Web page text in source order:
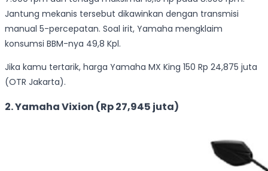
Jantung mekanis tersebut dikawinkan dengan transmisi
manual 5-percepatan. Soal irit, Yamaha mengklaim
konsumsi BBM-nya 49,8 Kpl.
Jika kamu tertarik, harga Yamaha MX King 150 Rp 24,875 juta
(OTR Jakarta).
2. Yamaha Vixion (Rp 27,945 juta)